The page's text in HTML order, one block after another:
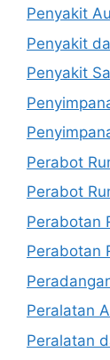
Penyakit
Penyakit
Penyakit
Perabot
Perabot
Perabotan
Perabotan
Peralatan
Peralatan